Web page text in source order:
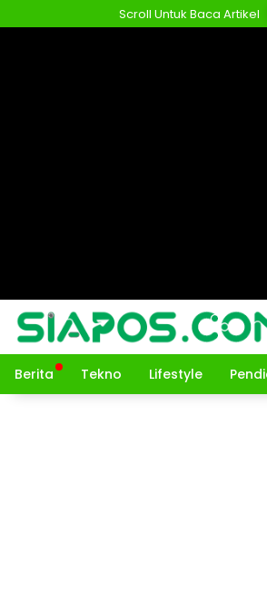
ke
Scroll Untuk Baca Artikel
Berita Tekno Lifestyle